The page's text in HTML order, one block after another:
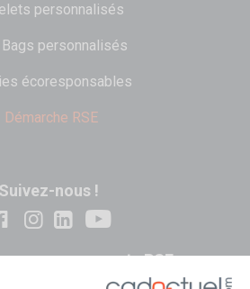
personnalisés
personnalisés
écoresponsables
Démarche RSE
Suivez-nous !
nos engagements RSE